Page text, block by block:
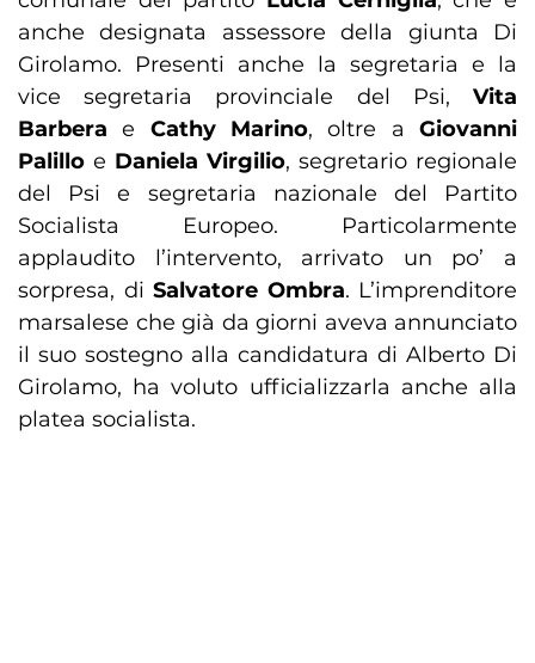
anche designata assessore della giunta Di
Girolamo. Presenti anche la segretaria e la
vice segretaria provinciale del Psi, Vita
Barbera e Cathy Marino, oltre aGiovanni
Palillo e Daniela Virgilio, segretario regionale
del Psi e segretaria nazionale del Partito
Socialista Europeo. Particolarmente
applaudito l’intervento, arrivato un po’ a
sorpresa, di Salvatore Ombra. L’imprenditore
marsalese che già da giorni aveva annunciato
il suo sostegno alla candidatura di Alberto Di
Girolamo, ha voluto ufficializzarla anche alla
platea socialista.